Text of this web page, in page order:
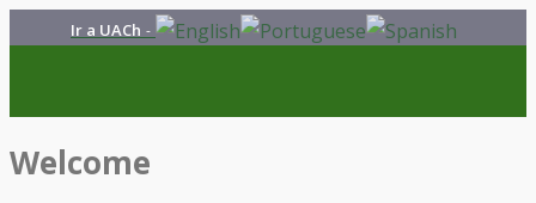
Ir a UACh -
Welcome